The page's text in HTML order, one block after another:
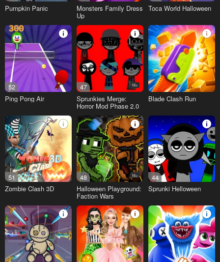
Pumpkin Panic
Monsters Family Dress
Up
Toca World Halloween
52
Ping Pong Air
47 16+
Sprunkies Merge:
Horror Mod Phase 2.0
Blade Clash Run
51
Zombie Clash 3D
48 16+
Halloween Playground:
Faction Wars
44
Sprunki Helloween